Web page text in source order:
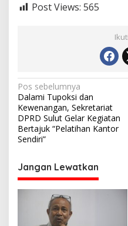
Post Views: 565
N
a
v
i
a
s
Pos sebelumnya
Dalami Tupoksi dan
Kewenangan, Sekretariat
DPRD Sulut Gelar Kegiatan
Bertajuk “Pelatihan Kantor
Sendiri”
Jangan Lewatkan